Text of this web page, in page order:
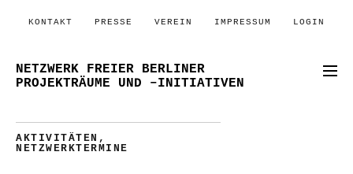
KONTAKT PRESSE VEREIN IMPRESSUM LOGIN
NETZWERK FREIER BERLINER
PROJEKTRÄUME UND –INITIATIVEN
AKTIVITÄTEN ,
NETZWERKTERMINE